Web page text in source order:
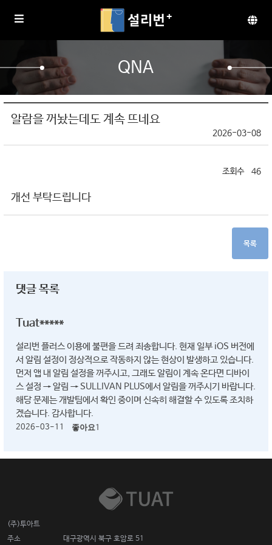
QNA
알람을 꺼놨는데도 계속 뜨네요
2026-03-08
46
개선 부탁드립니다
목록
댓글 목록
Tuat*****
설리번 플러스 이용에 불편을 드려 죄송합니다. 현재 일부 iOS 버전에
서 알림 설정이 정상적으로 작동하지 않는 현상이 발생하고 있습니다.
먼저 앱 내 알림 설정을 꺼주시고, 그래도 알림이 계속 온다면 디바이
스 설정 → 알림 → SULLIVAN PLUS에서 알림을 꺼주시기 바랍니다.
해당 문제는 개발팀에서 확인 중이며 신속히 해결할 수 있도록 조치하
겠습니다. 감사합니다.
2026-03-11 좋아요1
(주)투아트
주소
대구광역시 북구 호암로 51